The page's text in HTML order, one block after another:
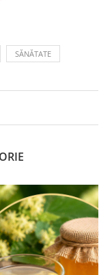
SĂNĂTATE